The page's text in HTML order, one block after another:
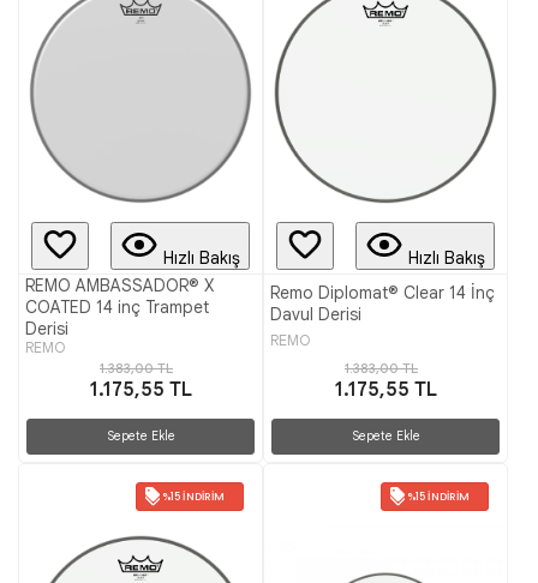
Hızlı Bakış
REMO AMBASSADOR® X
COATED 14 inç Trampet
Derisi
REMO
1.383,00 TL
1.175,55 TL
Sepete Ekle
Hızlı Bakış
Remo Diplomat® Clear 14 İnç
Davul Derisi
REMO
1.383,00 TL
1.175,55 TL
Sepete Ekle
%15 İNDIRIM %15 İNDIRIM